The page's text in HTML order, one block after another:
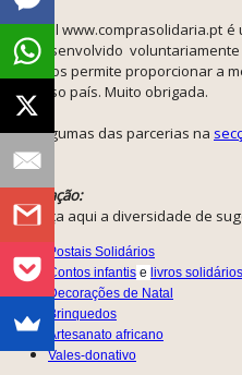
O portal www.comprasolidaria.pt
ser desenvolvido
parceiros permite proporcionar a
do nosso país. Muito obrigada.
Veja algumas das parcerias na
Atualização:
Conheça aqui a diversidade de
Postais Solidários
Contos infantis e livros solidários
Decorações de Natal
Brinquedos
Artesanato africano
Vales-donativo